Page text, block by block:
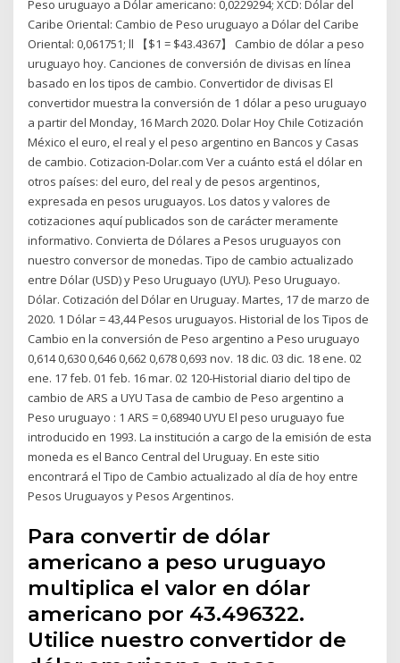
Peso uruguayo a Dólar americano: 0,0229294; XCD: Dólar del
Caribe Oriental: Cambio de Peso uruguayo a Dólar del Caribe
Oriental: 0,061751; ll 【$1 = $43.4367】 Cambio de dólar a peso
uruguayo hoy. Canciones de conversión de divisas en línea
basado en los tipos de cambio. Convertidor de divisas El
convertidor muestra la conversión de 1 dólar a peso uruguayo
a partir del Monday, 16 March 2020. Dolar Hoy Chile Cotización
México el euro, el real y el peso argentino en Bancos y Casas
de cambio. Cotizacion-Dolar.com Ver a cuánto está el dólar en
otros países: del euro, del real y de pesos argentinos,
expresada en pesos uruguayos. Los datos y valores de
cotizaciones aquí publicados son de carácter meramente
informativo. Convierta de Dólares a Pesos uruguayos con
nuestro conversor de monedas. Tipo de cambio actualizado
entre Dólar (USD) y Peso Uruguayo (UYU). Peso Uruguayo.
Dólar. Cotización del Dólar en Uruguay. Martes, 17 de marzo de
2020. 1 Dólar = 43,44 Pesos uruguayos. Historial de los Tipos de
Cambio en la conversión de Peso argentino a Peso uruguayo
0,614 0,630 0,646 0,662 0,678 0,693 nov. 18 dic. 03 dic. 18 ene. 02
ene. 17 feb. 01 feb. 16 mar. 02 120-Historial diario del tipo de
cambio de ARS a UYU Tasa de cambio de Peso argentino a
Peso uruguayo : 1 ARS = 0,68940 UYU El peso uruguayo fue
introducido en 1993. La institución a cargo de la emisión de esta
moneda es el Banco Central del Uruguay. En este sitio
encontrará el Tipo de Cambio actualizado al día de hoy entre
Pesos Uruguayos y Pesos Argentinos.
Para convertir de dólar
americano a peso uruguayo
multiplica el valor en dólar
americano por 43.496322.
Utilice nuestro convertidor de